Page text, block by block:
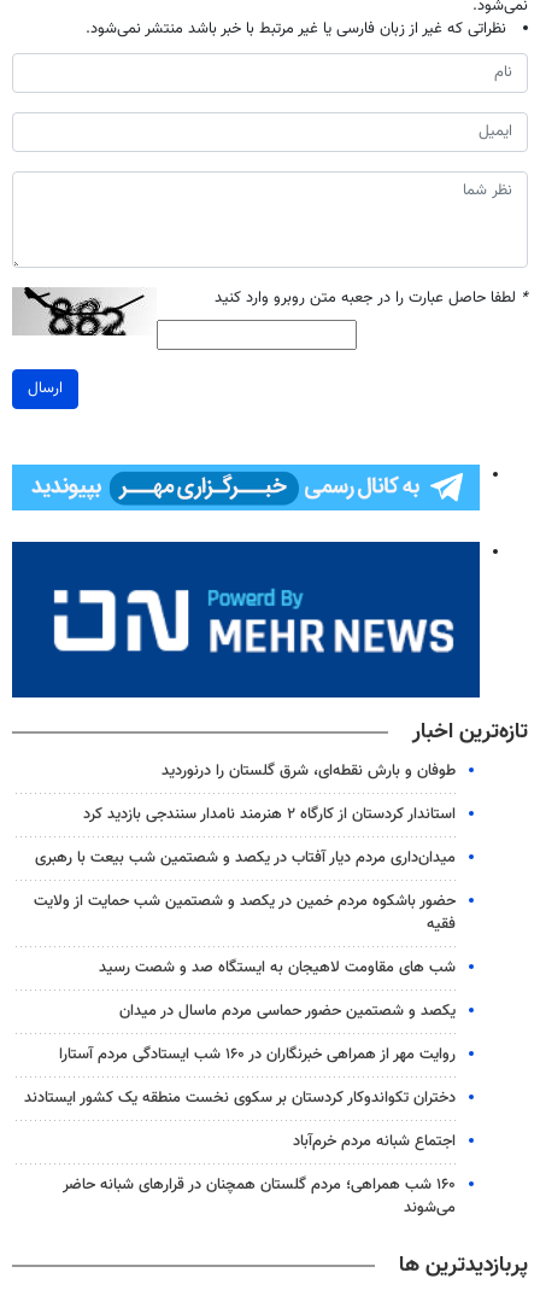
نمی‌شود.
نظراتی که غیر از زبان فارسی یا غیر مرتبط با خبر باشد منتشر نمی‌شود.
* لطفا حاصل عبارت را در جعبه متن روبرو وارد کنید
ارسال
تازه‌ترین اخبار
طوفان و بارش نقطه‌ای، شرق گلستان را درنوردید
استاندار کردستان از کارگاه ۲ هنرمند نامدار سنندجی بازدید کرد
میدان‌داری مردم دیار آفتاب در یکصد و شصتمین شب بیعت با رهبری
حضور باشکوه مردم خمین در یکصد و شصتمین شب حمایت از ولایت
فقیه
شب های مقاومت لاهیجان به ایستگاه صد و شصت رسید
یکصد و شصتمین حضور حماسی مردم ماسال در میدان
روایت مهر از همراهی خبرنگاران در ۱۶۰ شب ایستادگی مردم آستارا
دختران تکواندوکار کردستان بر سکوی نخست منطقه یک کشور ایستادند
اجتماع شبانه مردم خرم‌آباد
۱۶۰ شب همراهی؛ مردم گلستان همچنان در قرارهای شبانه حاضر
می‌شوند
پربازدیدترین ها